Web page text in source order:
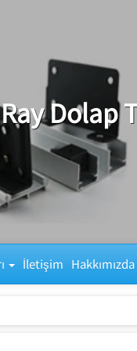
Dolap
İletişim Hakkımızda